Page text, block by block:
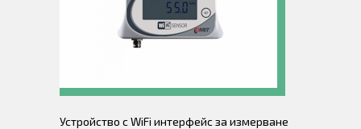
Устройство с WiFi интерфейс за измерване